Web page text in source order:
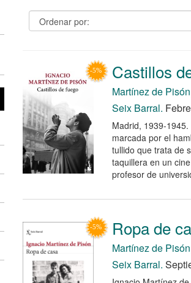
Castillos
Martínez de
Seix Barral.
Madrid, 1939-
marcada por el
tullido que trata de
taquillera en un
profesor de
Ropa de
Martínez de
Seix Barral.